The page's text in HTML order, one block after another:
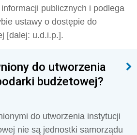
publicznych i podlega
ustawy o dostępie do
[dalej: u.d.i.p.].
do utworzenia
budżetowej?
do utworzenia instytucji
nie są jednostki samorządu